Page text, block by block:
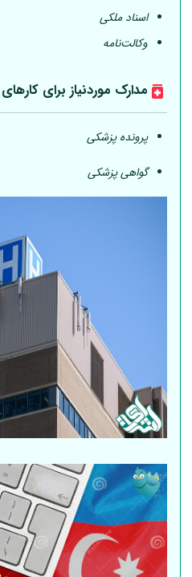
اسناد ملکی
وکالت‌نامه
مدارک موردنیاز برای
پرونده پزشکی
گواهی پزشکی